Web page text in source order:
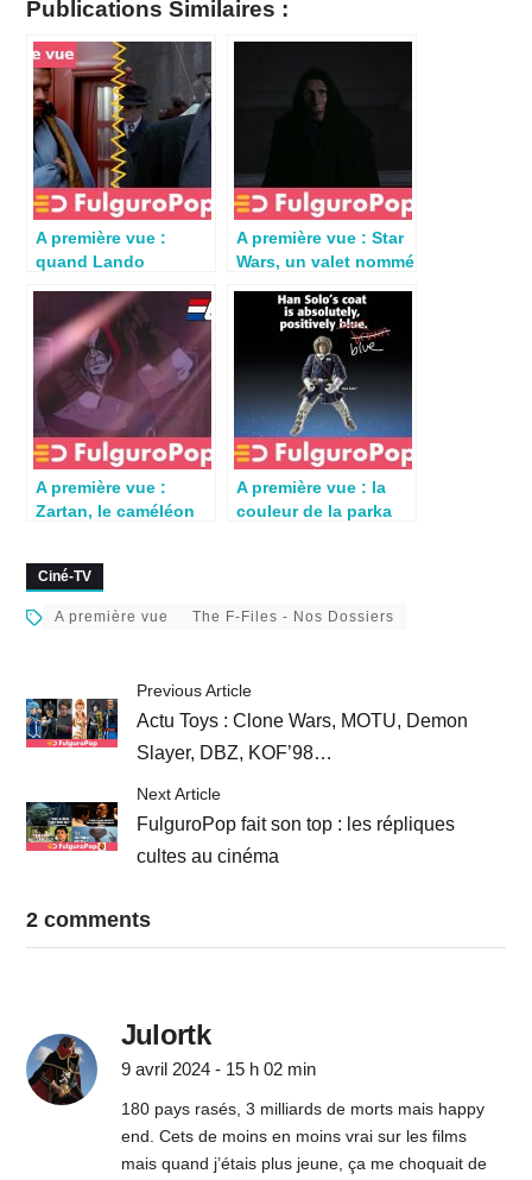
Publications Similaires :
A première vue :
quand Lando
pour Harvey Dent
A première vue : Star
Wars, un valet nommé
A première vue :
Zartan, le caméléon
A première vue : la
couleur de la parka
Ciné-TV
A première vue The F-Files - Nos Dossiers
Previous Article
Actu Toys : Clone Wars, MOTU, Demon
Slayer, DBZ, KOF’98…
Next Article
FulguroPop fait son top : les répliques
cultes au cinéma
2 comments
Julortk
9 avril 2024 - 15 h 02 min
180 pays rasés, 3 milliards de morts mais happy
end. Cets de moins en moins vrai sur les films
mais quand j’étais plus jeune, ça me choquait de